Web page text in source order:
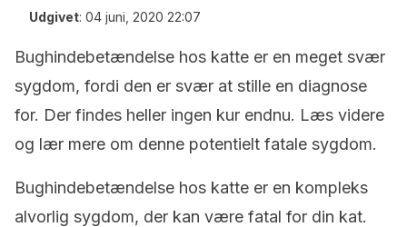
Udgivet: 04 juni, 2020 22:07
Bughindebetændelse hos katte er en meget svær
sygdom, fordi den er svær at stille en diagnose
for. Der findes heller ingen kur endnu. Læs videre
og lær mere om denne potentielt fatale sygdom.
Bughindebetændelse hos katte er en kompleks
alvorlig sygdom, der kan være fatal for din kat.